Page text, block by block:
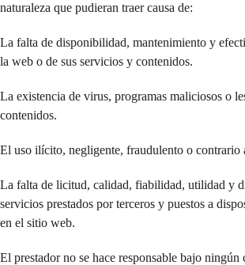
naturaleza que pudieran traer causa de:
La falta de disponibilidad, mantenimiento y
la web o de sus servicios y contenidos.
La existencia de virus, programas maliciosos o
contenidos.
El uso ilícito, negligente, fraudulento o contrario
La falta de licitud, calidad, fiabilidad, utilidad y
servicios prestados por terceros y puestos a
en el sitio web.
El prestador no se hace responsable bajo ningún